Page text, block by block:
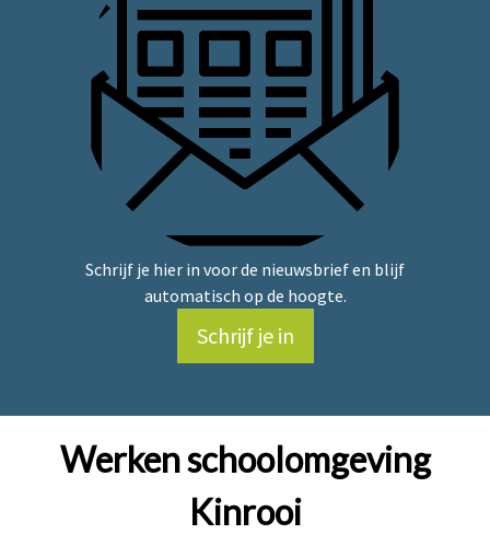
Schrijf je hier in voor de nieuwsbrief en blijf
automatisch op de hoogte.
Schrijf je in
Werken schoolomgeving
Kinrooi